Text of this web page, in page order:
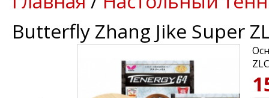
Butterfly Zhang Jike Super